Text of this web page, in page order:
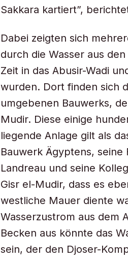
Sakkara kartiert”,
Dabei zeigten sich
durch die Wasser aus
Zeit in das Abusir-Wadi
wurden. Dort finden sich
umgebenen Bauwerks,
Mudir. Diese einige
liegende Anlage gilt als
Bauwerk Ägyptens,
Landreau und seine
Gisr el-Mudir, dass es
westliche Mauer diente
Wasserzustrom aus dem
Becken aus könnte das
sein, der den Djoser-